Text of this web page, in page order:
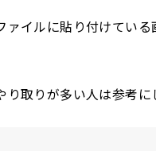
イルに貼り付けてい
取りが多い人は参考に